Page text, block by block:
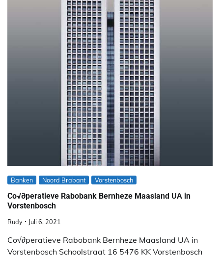
Banken Noord Brabant Vorstenbosch
Co√∂peratieve Rabobank Bernheze Maasland UA in
Vorstenbosch
Rudy Juli 6, 2021
Co√∂peratieve Rabobank Bernheze Maasland UA in
Vorstenbosch Schoolstraat 16 5476 KK Vorstenbosch